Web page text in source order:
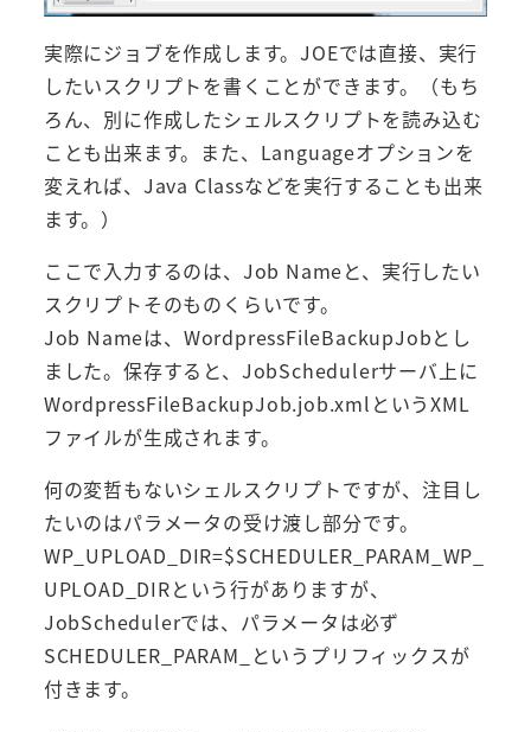
実際にジョブを作成します。JOEでは直接、実行
したいスクリプトを書くことができます。（もち
ろん、別に作成したシェルスクリプトを読み込む
ことも出来ます。また、Languageオプションを
変えれば、Java Classなどを実行することも出来
ます。）
ここで入力するのは、Job Nameと、実行したい
スクリプトそのものくらいです。
Job Nameは、WordpressFileBackupJobとし
ました。保存すると、JobSchedulerサーバ上に
WordpressFileBackupJob.job.xmlというXML
ファイルが生成されます。
何の変哲もないシェルスクリプトですが、注目し
たいのはパラメータの受け渡し部分です。
WP_UPLOAD_DIR=$SCHEDULER_PARAM_WP_
UPLOAD_DIRという行がありますが、
JobSchedulerでは、パラメータは必ず
SCHEDULER_PARAM_というプリフィックスが
付きます。